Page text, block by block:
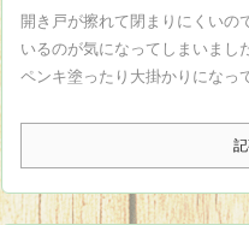
開き戸が擦れて閉まりにくいの
いるのが気になってしまいまし
ペンキ塗ったり大掛かりになっ